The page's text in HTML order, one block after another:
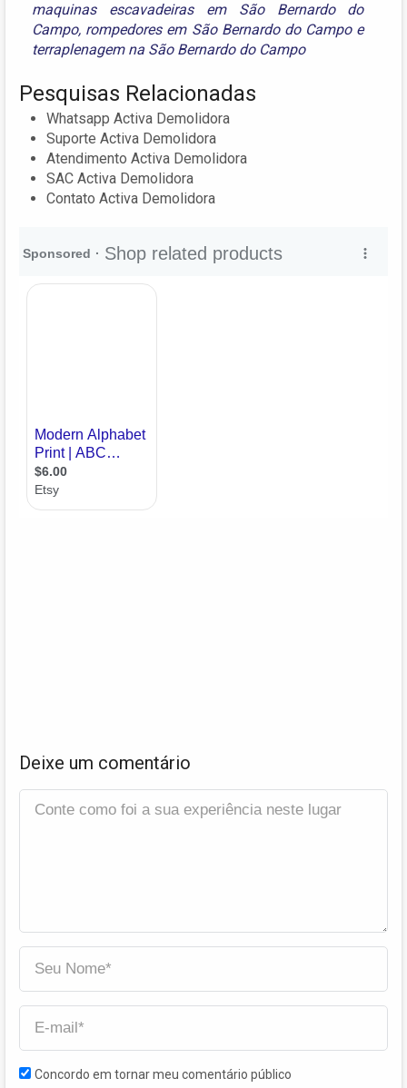
maquinas escavadeiras em São Bernardo do
Campo, rompedores em São Bernardo do Campoe
terraplenagem na São Bernardo do Campo
Pesquisas Relacionadas
Whatsapp Activa Demolidora
Suporte Activa Demolidora
Atendimento Activa Demolidora
SAC Activa Demolidora
Contato Activa Demolidora
Deixe um comentário
Concordo em tornar meu comentário público